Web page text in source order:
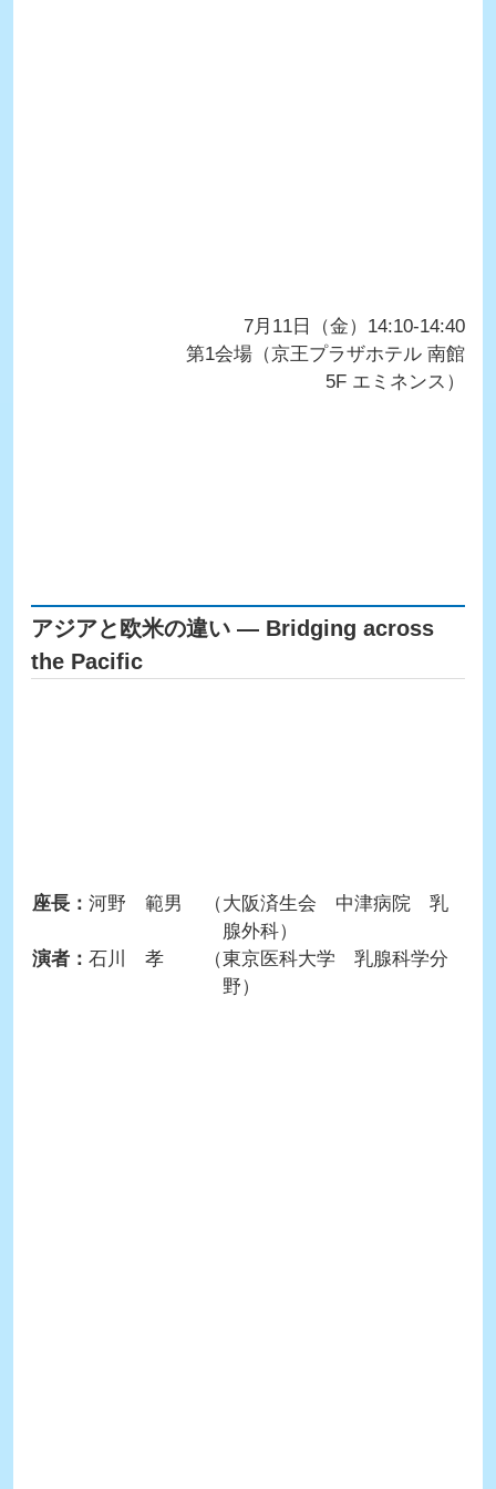
7月11日（金）14:10-14:40
第1会場（京王プラザホテル 南館
5F エミネンス）
アジアと欧米の違い ― Bridging across
the Pacific
座長： 河野 範男
（大阪済生会 中津病院 乳
腺外科）
演者： 石川 孝
（東京医科大学 乳腺科学分
野）